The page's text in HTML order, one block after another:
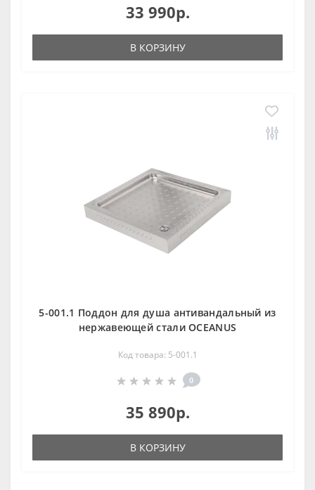
33 990р.
В КОРЗИНУ
5-001.1 Поддон для душа антивандальный из
нержавеющей стали OCEANUS
Код товара: 5-001.1
0
35 890р.
В КОРЗИНУ